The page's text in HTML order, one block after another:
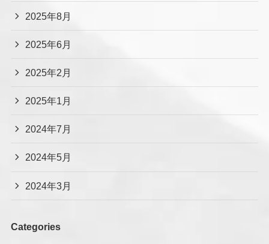
2025年8月
2025年6月
2025年2月
2025年1月
2024年7月
2024年5月
2024年3月
Categories